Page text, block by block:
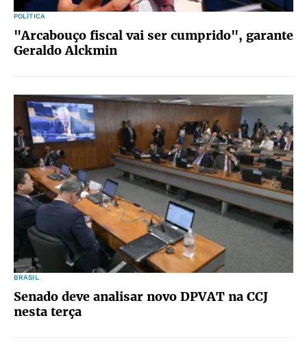
POLÍTICA
"Arcabouço fiscal vai ser cumprido", garante
Geraldo Alckmin
BRASIL
Senado deve analisar novo DPVAT na CCJ
nesta terça